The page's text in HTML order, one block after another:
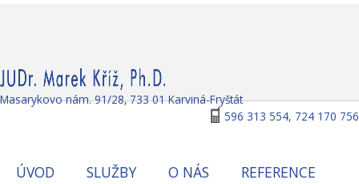
Masarykovo nám. 91/28,733 01 Karviná-Fryštát
596 313 554, 724 170 756
ÚVOD SLUŽBY O NÁS
REFERENCE